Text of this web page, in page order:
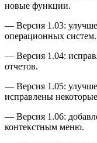
новые функции.
— Версия 1.03:
операционных систем.
— Версия 1.04:
отчетов.
— Версия 1.05:
исправлены
— Версия 1.06:
контекстным меню.